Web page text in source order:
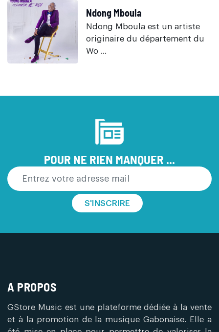
Ndong Mboula
Ndong Mboula est un artiste
originaire du département du
Wo ...
POUR NE RIEN MANQUER ...
S'INSCRIRE
A PROPOS
GStore Music est une plateforme dédiée à la vente
et à la promotion de la musique Gabonaise. Elle a